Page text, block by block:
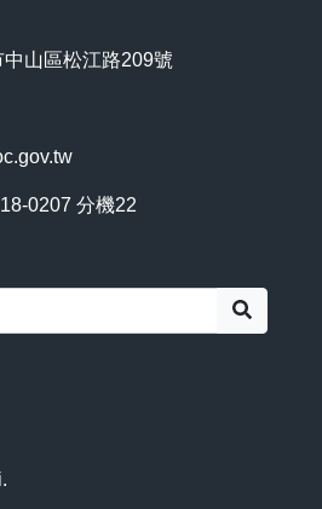
山區松江路209號
0207 分機22